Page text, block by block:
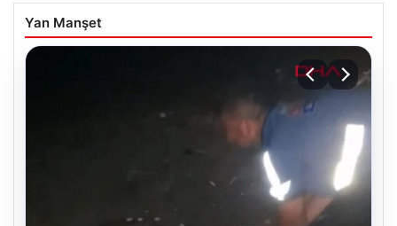
Yan Manşet